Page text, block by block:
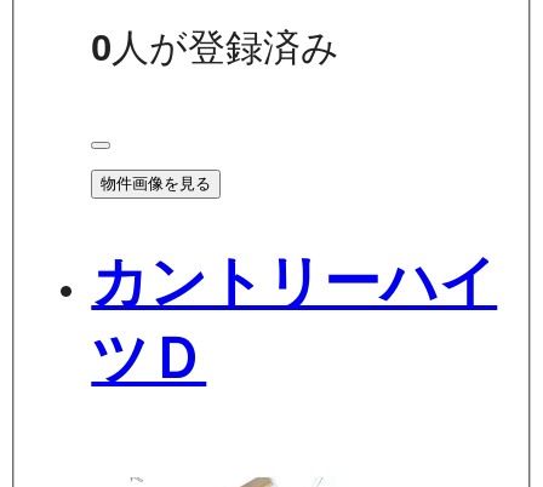
0 人が登録済み
物件画像を見る
カントリーハイ
ツＤ